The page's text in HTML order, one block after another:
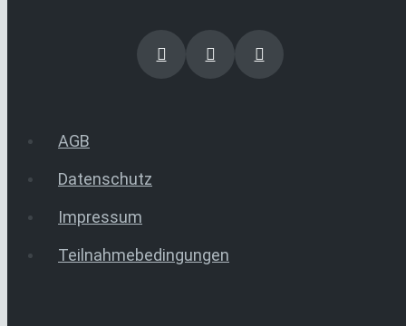
AGB
Datenschutz
Impressum
Teilnahmebedingungen